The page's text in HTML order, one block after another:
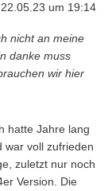
22.05.23 um 19:14
nicht an meine
danke muss
wir hier
hatte Jahre lang
war voll zufrieden
zuletzt nur noch
Version. Die